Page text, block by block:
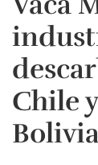
Chile